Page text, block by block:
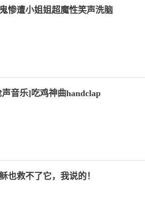
惨遭小姐姐超魔性笑声洗脑
声音乐]吃鸡神曲handclap
也救不了它，我说的！